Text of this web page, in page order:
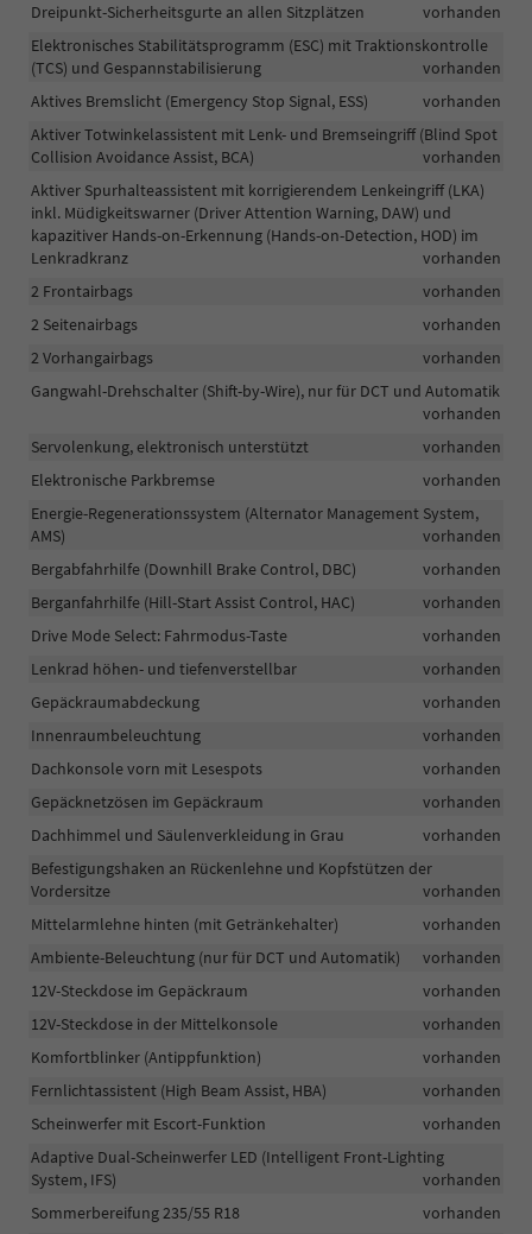
Dreipunkt-Sicherheitsgurte an allen Sitzplätzen
vorhanden
Elektronisches Stabilitätsprogramm (ESC) mit Traktionskontrolle
(TCS) und Gespannstabilisierung
vorhanden
Aktives Bremslicht (Emergency Stop Signal, ESS)
vorhanden
Aktiver Totwinkelassistent mit Lenk- und Bremseingriff (Blind Spot
Collision Avoidance Assist, BCA)
vorhanden
Aktiver Spurhalteassistent mit korrigierendem Lenkeingriff (LKA)
inkl. Müdigkeitswarner (Driver Attention Warning, DAW) und
kapazitiver Hands-on-Erkennung (Hands-on-Detection, HOD) im
Lenkradkranz
vorhanden
2 Frontairbags
vorhanden
2 Seitenairbags
vorhanden
2 Vorhangairbags
vorhanden
Gangwahl-Drehschalter (Shift-by-Wire), nur für DCT und Automatik
vorhanden
Servolenkung, elektronisch unterstützt
vorhanden
Elektronische Parkbremse
vorhanden
Energie-Regenerationssystem (Alternator Management System,
AMS)
vorhanden
Bergabfahrhilfe (Downhill Brake Control, DBC)
vorhanden
Berganfahrhilfe (Hill-Start Assist Control, HAC)
vorhanden
Drive Mode Select: Fahrmodus-Taste
vorhanden
Lenkrad höhen- und tiefenverstellbar
vorhanden
Gepäckraumabdeckung
vorhanden
Innenraumbeleuchtung
vorhanden
Dachkonsole vorn mit Lesespots
vorhanden
Gepäcknetzösen im Gepäckraum
vorhanden
Dachhimmel und Säulenverkleidung in Grau
vorhanden
Befestigungshaken an Rückenlehne und Kopfstützen der
Vordersitze
vorhanden
Mittelarmlehne hinten (mit Getränkehalter)
vorhanden
Ambiente-Beleuchtung (nur für DCT und Automatik)
vorhanden
12V-Steckdose im Gepäckraum
vorhanden
12V-Steckdose in der Mittelkonsole
vorhanden
Komfortblinker (Antippfunktion)
vorhanden
Fernlichtassistent (High Beam Assist, HBA)
vorhanden
Scheinwerfer mit Escort-Funktion
vorhanden
Adaptive Dual-Scheinwerfer LED (Intelligent Front-Lighting
System, IFS)
vorhanden
Sommerbereifung 235/55 R18
vorhanden